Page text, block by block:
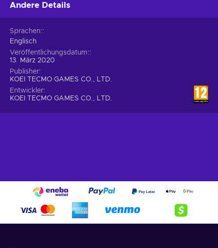
Andere Details
Sprachen:
Englisch
Veröffentlichungsdatum:
13. März 2020
Publisher
KOEI TECMO GAMES CO., LTD.
Entwickler
KOEI TECMO GAMES CO., LTD.